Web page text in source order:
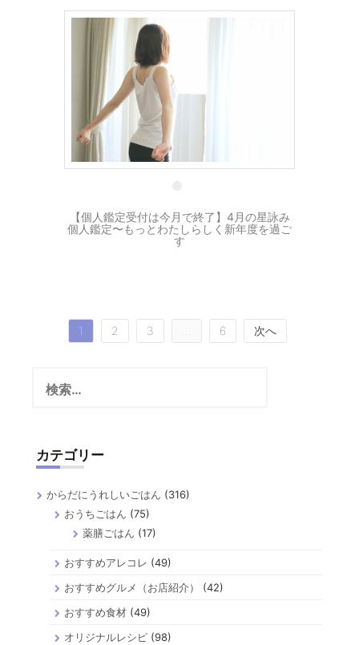
【個人鑑定受付は今月で終了】4月の星詠み
個人鑑定〜もっとわたしらしく新年度を過ご
す
の
ジ
送
1 2 3 6 次へ
カテゴリー
からだにうれしいごはん (316)
おうちごはん (75)
薬膳ごはん (17)
おすすめアレコレ (49)
おすすめグルメ（お店紹介）
(42)
おすすめ食材 (49)
オリジナルレシピ (98)